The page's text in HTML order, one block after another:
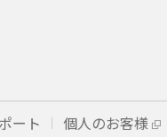
ート 個人のお客様